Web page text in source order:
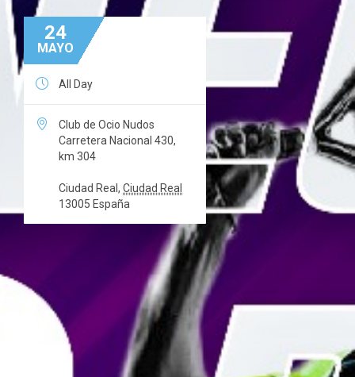
24
MAYO
 All Day

Club de Ocio Nudos
Carretera Nacional 430,
km 304
Ciudad Real , Ciudad Real
13005 España